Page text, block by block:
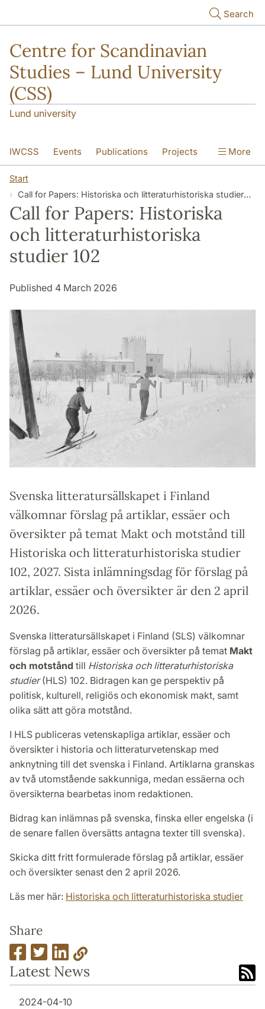
Search
Centre for Scandinavian
Studies – Lund University
(CSS)
Lund university
IWCSS Events Publications Projects
IASS
More
Start
Call for Papers: Historiska och litteraturhistoriska studier 102
Call for Papers: Historiska
och litteraturhistoriska
studier 102
Published 4 March 2026
Svenska litteratursällskapet i Finland
välkomnar förslag på artiklar, essäer och
översikter på temat Makt och motstånd till
Historiska och litteraturhistoriska studier
102, 2027. Sista inlämningsdag för förslag på
artiklar, essäer och översikter är den 2 april
2026.
Svenska litteratursällskapet i Finland (SLS) välkomnar
förslag på artiklar, essäer och översikter på temat Makt
och motstånd till Historiska och litteraturhistoriska
studier(HLS) 102. Bidragen kan ge perspektiv på
politisk, kulturell, religiös och ekonomisk makt, samt
olika sätt att göra motstånd.
I HLS publiceras vetenskapliga artiklar, essäer och
översikter i historia och litteraturvetenskap med
anknytning till det svenska i Finland. Artiklarna granskas
av två utomstående sakkunniga, medan essäerna och
översikterna bearbetas inom redaktionen.
Bidrag kan inlämnas på svenska, finska eller engelska (i
de senare fallen översätts antagna texter till svenska).
Skicka ditt fritt formulerade förslag på artiklar, essäer
och översikter senast den 2 april 2026.
Läs mer här: Historiska och litteraturhistoriska studier
Share
Latest News
2024-04-10